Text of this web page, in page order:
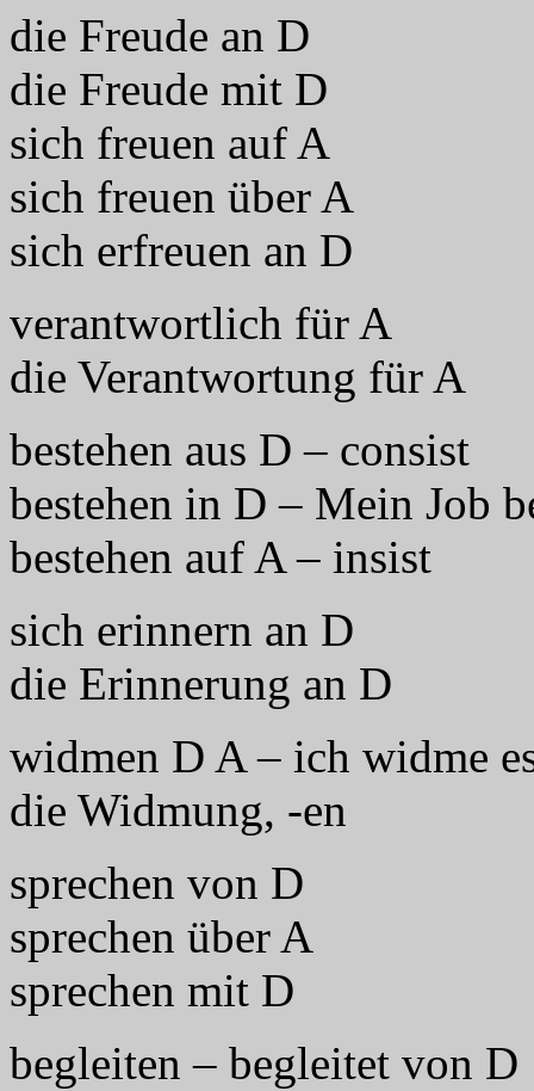
die Freude an D
die Freude mit D
sich freuen auf A
sich freuen über A
sich erfreuen an D
verantwortlich für A
die Verantwortung für A
bestehen aus D – consist
bestehen in D – Mein Job
bestehen auf A – insist
sich erinnern an D
die Erinnerung an D
widmen D A – ich widme
die Widmung, -en
sprechen von D
sprechen über A
sprechen mit D
begleiten – begleitet von D